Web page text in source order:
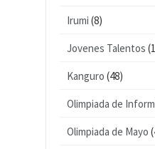
Irumi (8)
Jovenes Talentos
Kanguro (48)
Olimpiada de
Olimpiada de Mayo